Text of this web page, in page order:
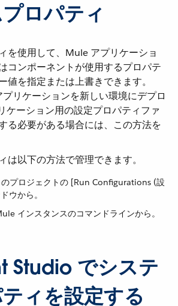
ロパティ
を使用して、Mule アプリケーショ
コンポーネントが使用するプロパテ
値を指定または上書きできます。
リケーションを新しい環境にデプロ
ケーション用の設定プロパティファ
る必要がある場合には、この方法を
は以下の方法で管理できます。
プロジェクトの [Run Configurations (設
ウから。
インスタンスのコマンドラインから。
Studio でシステ
ィを設定する